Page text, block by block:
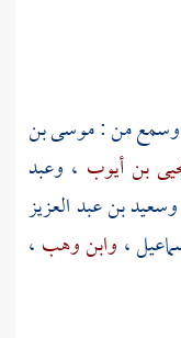
من :موسى بن
بن أيوب ، وعبد
وسعيد بن عبد العزيز
، وابن وهب ،